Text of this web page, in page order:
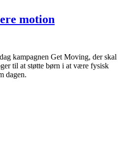
motion
kampagnen Get Moving, der skal
til at støtte børn i at være fysisk
dagen.